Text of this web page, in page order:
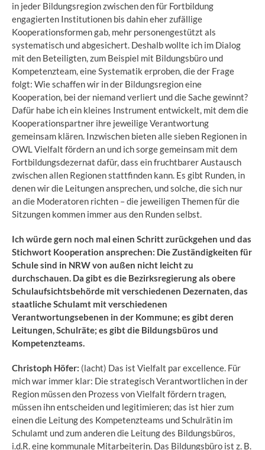
in jeder Bildungsregion zwischen den für Fortbildung
engagierten Institutionen bis dahin eher zufällige
Kooperationsformen gab, mehr personengestützt als
systematisch und abgesichert. Deshalb wollte ich im Dialog
mit den Beteiligten, zum Beispiel mit Bildungsbüro und
Kompetenzteam, eine Systematik erproben, die der Frage
folgt: Wie schaffen wir in der Bildungsregion eine
Kooperation, bei der niemand verliert und die Sache gewinnt?
Dafür habe ich ein kleines Instrument entwickelt, mit dem die
Kooperationspartner ihre jeweilige Verantwortung
gemeinsam klären. Inzwischen bieten alle sieben Regionen in
OWL Vielfalt fördern an und ich sorge gemeinsam mit dem
Fortbildungsdezernat dafür, dass ein fruchtbarer Austausch
zwischen allen Regionen stattfinden kann. Es gibt Runden, in
denen wir die Leitungen ansprechen, und solche, die sich nur
an die Moderatoren richten – die jeweiligen Themen für die
Sitzungen kommen immer aus den Runden selbst.
Ich würde gern noch mal einen Schritt zurückgehen und das
Stichwort Kooperation ansprechen: Die Zuständigkeiten für
Schule sind in NRW von außen nicht leicht zu
durchschauen. Da gibt es die Bezirksregierung als obere
Schulaufsichtsbehörde mit verschiedenen Dezernaten, das
staatliche Schulamt mit verschiedenen
Verantwortungsebenen in der Kommune; es gibt deren
Leitungen, Schulräte; es gibt die Bildungsbüros und
Kompetenzteams.
Christoph Höfer: (lacht) Das ist Vielfalt par excellence. Für
mich war immer klar: Die strategisch Verantwortlichen in der
Region müssen den Prozess von Vielfalt fördern tragen,
müssen ihn entscheiden und legitimieren; das ist hier zum
einen die Leitung des Kompetenzteams und Schulrätin im
Schulamt und zum anderen die Leitung des Bildungsbüros,
i.d.R. eine kommunale Mitarbeiterin. Das Bildungsbüro ist z. B.